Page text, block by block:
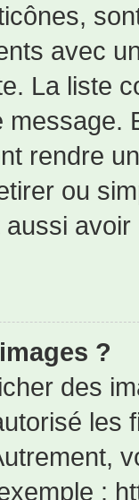
avec
La liste
message.
rendre
ou
aussi
?
des
: